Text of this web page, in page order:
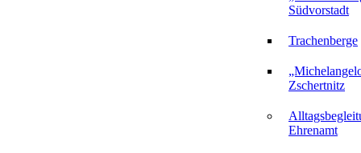
Südvorstadt
Trachenberge
Zschertnitz
Ehrenamt